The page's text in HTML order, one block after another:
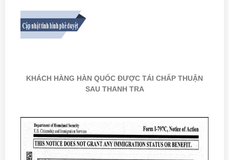
KHÁCH HÀNG HÀN QUỐC ĐƯỢC TÁI CHẤP THUẬN
SAU THANH TRA